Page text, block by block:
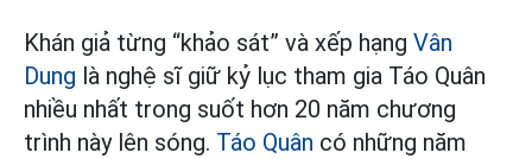
Khán giả từng “khảo sát” và xếp hạng Vân
Dung là nghệ sĩ giữ kỷ lục tham gia Táo Quân
nhiều nhất trong suốt hơn 20 năm chương
trình này lên sóng. Táo Quân có những năm